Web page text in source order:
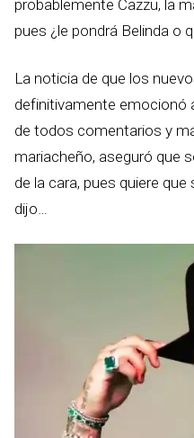
probablemente Cazzu, la
pues ¿le pondrá Belinda o
La noticia de que los
definitivamente emocionó
de todos comentarios y
mariacheño, aseguró que
de la cara, pues quiere
dijo…